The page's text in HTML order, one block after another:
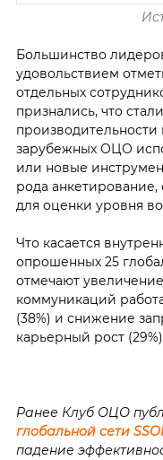
Большинство
удовольствием
отдельных
признались, что
зарубежных ОЦО
или новые
рода
для оценки уровня
Что касается
опрошенных 25
отмечают
коммуникаций
(38%) и снижение
карьерный рост
Ранее Клуб ОЦО
глобальной сети
падение